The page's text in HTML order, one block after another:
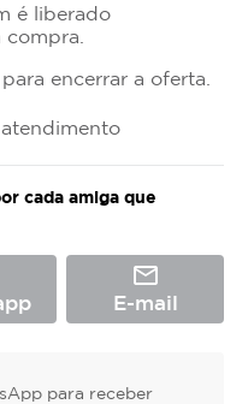
é liberado
encerrar a oferta.
cada amiga que
mail_outline
E-mail
para receber